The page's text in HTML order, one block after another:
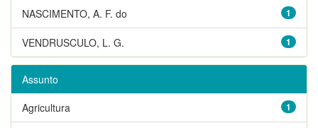
1
NASCIMENTO, A. F. do
1
VENDRUSCULO, L. G.
Assunto
1
Agricultura